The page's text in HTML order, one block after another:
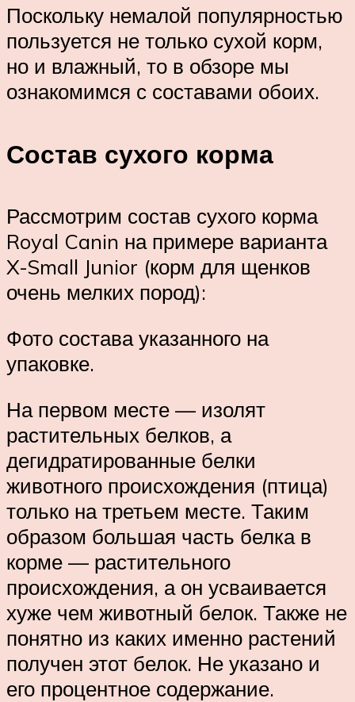
Поскольку немалой популярностью
пользуется не только сухой корм,
но и влажный, то в обзоре мы
ознакомимся с составами обоих.
Состав сухого корма
Рассмотрим состав сухого корма
Royal Canin на примере варианта
X-Small Junior (корм для щенков
очень мелких пород):
Фото состава указанного на
упаковке.
На первом месте — изолят
растительных белков, а
дегидратированные белки
животного происхождения (птица)
только на третьем месте. Таким
образом большая часть белка в
корме — растительного
происхождения, а он усваивается
хуже чем животный белок. Также не
понятно из каких именно растений
получен этот белок. Не указано и
его процентное содержание.